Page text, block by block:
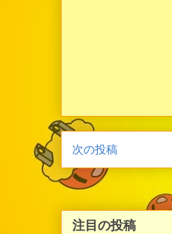
次の投稿
注目の投稿